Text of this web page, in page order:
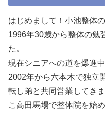
はじめまして！小池整体
1996年30歳から整体の勉
た。
現在シニアへの道を爆進
2002年から六本木で独立
転し弟と共同営業してき
こ高田馬場で整体院を始